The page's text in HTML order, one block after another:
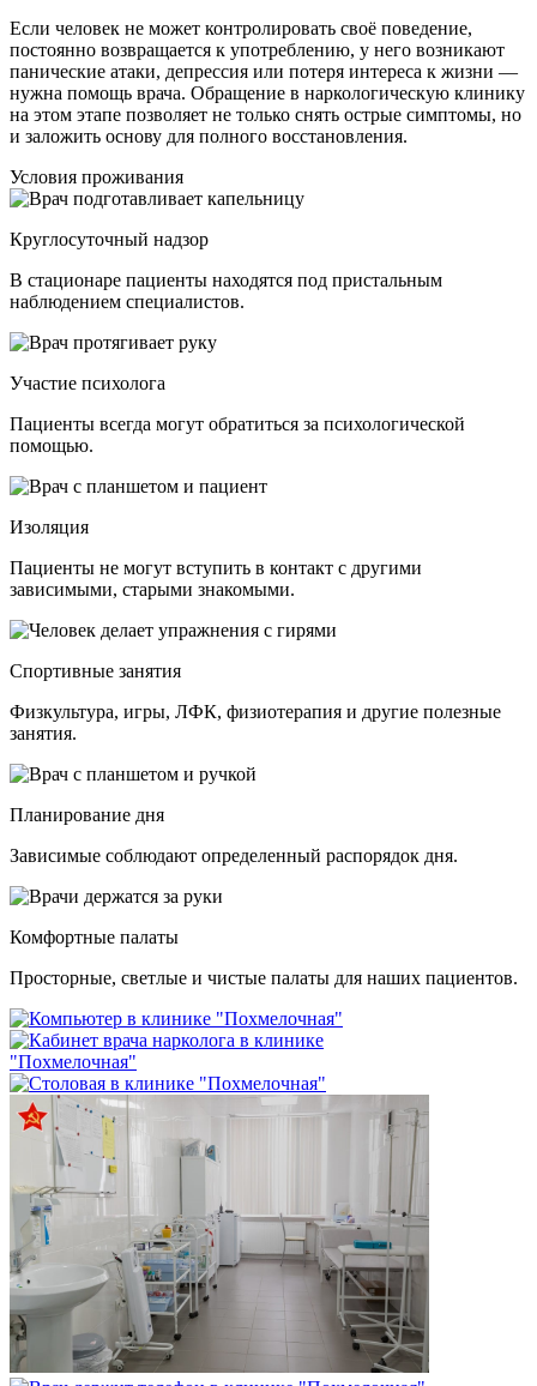
Если человек не может контролировать своё поведение,
постоянно возвращается к употреблению, у него возникают
панические атаки, депрессия или потеря интереса к жизни —
нужна помощь врача. Обращение в наркологическую клинику
на этом этапе позволяет не только снять острые симптомы, но
и заложить основу для полного восстановления.
Условия проживания
Круглосуточный надзор
В стационаре пациенты находятся под пристальным
наблюдением специалистов.
Участие психолога
Пациенты всегда могут обратиться за психологической
помощью.
Изоляция
Пациенты не могут вступить в контакт с другими
зависимыми, старыми знакомыми.
Спортивные занятия
Физкультура, игры, ЛФК, физиотерапия и другие полезные
занятия.
Планирование дня
Зависимые соблюдают определенный распорядок дня.
Комфортные палаты
Просторные, светлые и чистые палаты для наших пациентов.